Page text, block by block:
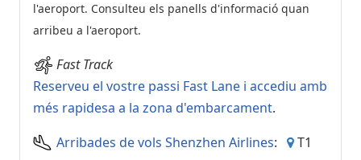
l'aeroport. Consulteu els panells d'informació quan
arribeu a l'aeroport.
Fast Track
Reserveu el vostre passi Fast Lane i accediu amb
més rapidesa a la zona d'embarcament.
Arribades de vols Shenzhen Airlines: T1